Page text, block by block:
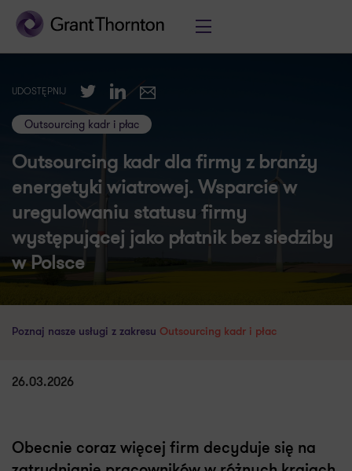
UDOSTĘPNIJ TwitterLinkedIn
E-mail
Outsourcing kadr i płac
Outsourcing kadr dla firmy z branży
energetyki wiatrowej. Wsparcie w
uregulowaniu statusu firmy
występującej jako płatnik bez siedziby
w Polsce
Poznaj nasze usługi z zakresu Outsourcing kadr i płac
26.03.2026
Obecnie coraz więcej firm decyduje się na